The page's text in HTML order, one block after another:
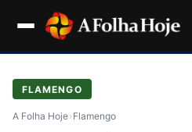
FLAMENGO
A Folha Hoje› Flamengo